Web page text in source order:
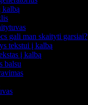
kalbą
gali man skaityti garsiai?
tekstui į kalbą
į kalbą
balsu